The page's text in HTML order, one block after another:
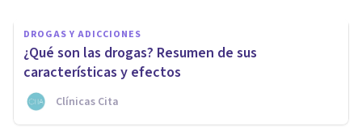
DROGAS Y ADICCIONES
¿Qué son las drogas? Resumen de sus
características y efectos
Clínicas Cita
DROGAS Y ADICCIONES